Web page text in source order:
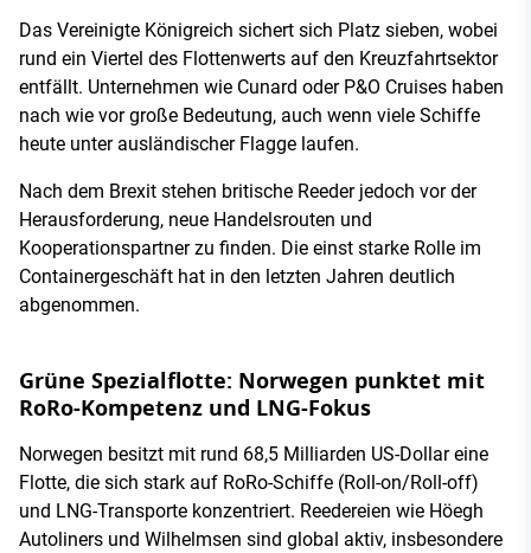
Das Vereinigte Königreich sichert sich Platz sieben, wobei
rund ein Viertel des Flottenwerts auf den Kreuzfahrtsektor
entfällt. Unternehmen wie Cunard oder P&O Cruises haben
nach wie vor große Bedeutung, auch wenn viele Schiffe
heute unter ausländischer Flagge laufen.
Nach dem Brexit stehen britische Reeder jedoch vor der
Herausforderung, neue Handelsrouten und
Kooperationspartner zu finden. Die einst starke Rolle im
Containergeschäft hat in den letzten Jahren deutlich
abgenommen.
Grüne Spezialflotte: Norwegen punktet mit
RoRo-Kompetenz und LNG-Fokus
Norwegen besitzt mit rund 68,5 Milliarden US-Dollar eine
Flotte, die sich stark auf RoRo-Schiffe (Roll-on/Roll-off)
und LNG-Transporte konzentriert. Reedereien wie Höegh
Autoliners und Wilhelmsen sind global aktiv, insbesondere